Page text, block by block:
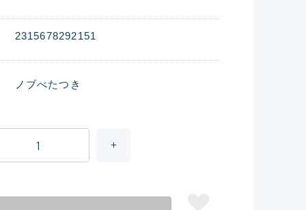
2315678292151
ノブべたつき